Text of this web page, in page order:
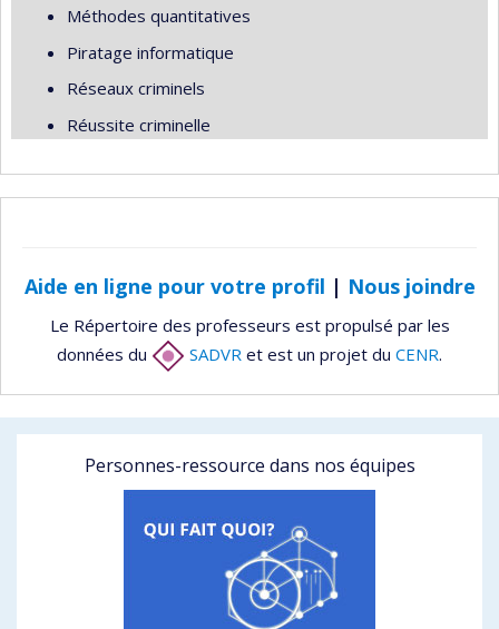
Méthodes quantitatives
Piratage informatique
Réseaux criminels
Réussite criminelle
Aide en ligne pour votre profil | Nous joindre
Le Répertoire des professeurs est propulsé par les
données du
SADVR et est un projet du CENR.
Personnes-ressource dans nos équipes